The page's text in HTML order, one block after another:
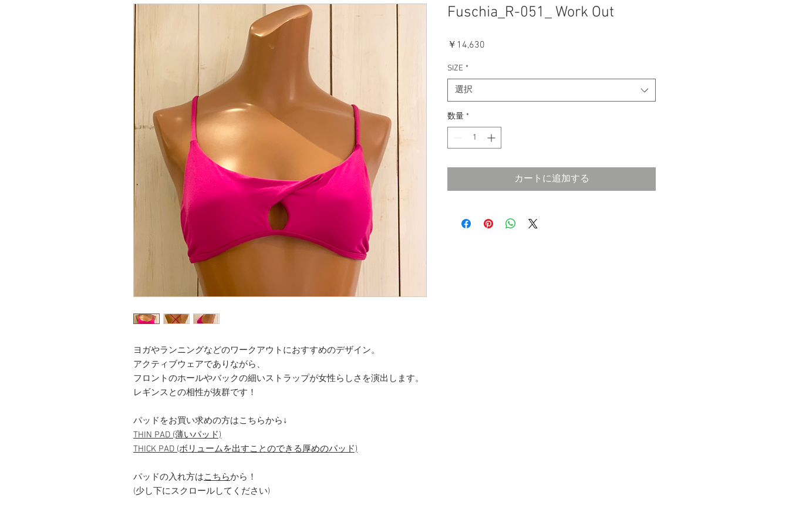
ヨガやランニングなどのワークアウトにおすすめのデザイン。
アクティブウェアでありながら、
フロントのホールやバックの細いストラップが女性らしさを演出します。
レギンスとの相性が抜群です！
パッドをお買い求めの方はこちらから↓
THIN PAD (薄いパッド)
THICK PAD (ボリュームを出すことのできる厚めのパッド)
パッドの入れ方はこちらから！
(少し下にスクロールしてください)
Fuschia_R-051_ Work Out
￥14,630
SIZE *
選択
数量 *
カートに追加する